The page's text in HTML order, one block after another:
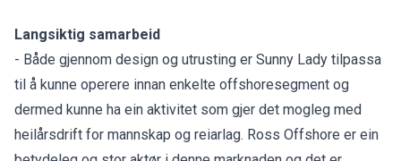
Langsiktig samarbeid
- Både gjennom design og utrusting er Sunny Lady tilpassa
til å kunne operere innan enkelte offshoresegment og
dermed kunne ha ein aktivitet som gjer det mogleg med
heilårsdrift for mannskap og reiarlag. Ross Offshore er ein